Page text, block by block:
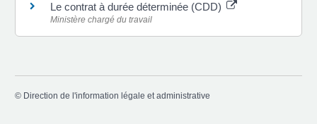
Le contrat à durée déterminée (CDD)
Ministère chargé du travail
© Direction de l'information légale et administrative